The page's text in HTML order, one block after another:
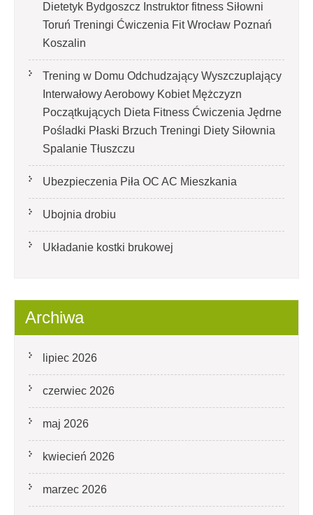
Dietetyk Bydgoszcz Instruktor fitness Siłowni
Toruń Treningi Ćwiczenia Fit Wrocław Poznań
Koszalin
Trening w Domu Odchudzający Wyszczuplający
Interwałowy Aerobowy Kobiet Mężczyzn
Początkujących Dieta Fitness Ćwiczenia Jędrne
Pośladki Płaski Brzuch Treningi Diety Siłownia
Spalanie Tłuszczu
Ubezpieczenia Piła OC AC Mieszkania
Ubojnia drobiu
Układanie kostki brukowej
Archiwa
lipiec 2026
czerwiec 2026
maj 2026
kwiecień 2026
marzec 2026